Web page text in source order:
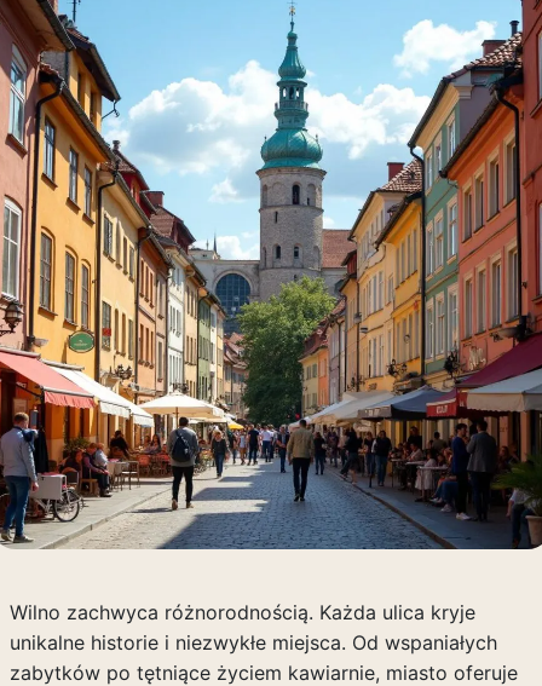
Wilno zachwyca różnorodnością. Każda ulica kryje
unikalne historie i niezwykłe miejsca. Od wspaniałych
zabytków po tętniące życiem kawiarnie, miasto oferuje